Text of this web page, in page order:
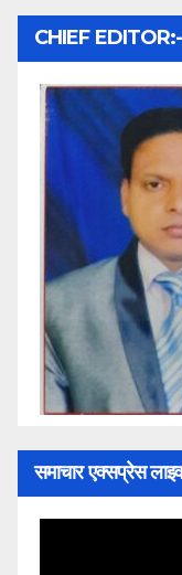
CHIEF
समाचार एक्सप्रेस लाइव